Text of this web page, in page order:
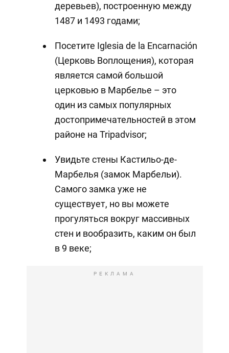
деревьев), построенную между
1487 и 1493 годами;
Посетите Iglesia de la Encarnación
(Церковь Воплощения), которая
является самой большой
церковью в Марбелье – это
один из самых популярных
достопримечательностей в этом
районе на Tripadvisor;
Увидьте стены Кастильо-де-
Марбелья (замок Марбельи).
Самого замка уже не
существует, но вы можете
прогуляться вокруг массивных
стен и вообразить, каким он был
в 9 веке;
РЕКЛАМА